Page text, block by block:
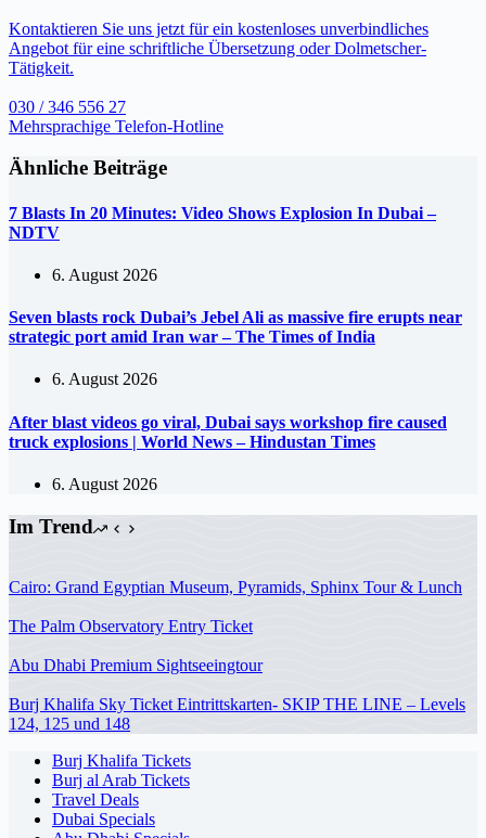
Kontaktieren Sie uns jetzt für ein kostenloses unverbindliches
Angebot für eine schriftliche Übersetzung oder Dolmetscher-
Tätigkeit.
030 / 346 556 27
Mehrsprachige Telefon-Hotline
Ähnliche Beiträge
7 Blasts In 20 Minutes: Video Shows Explosion In Dubai –
NDTV
6. August 2026
Seven blasts rock Dubai’s Jebel Ali as massive fire erupts near
strategic port amid Iran war – The Times of India
6. August 2026
After blast videos go viral, Dubai says workshop fire caused
truck explosions | World News – Hindustan Times
6. August 2026
Im Trend
Cairo: Grand Egyptian Museum, Pyramids, Sphinx Tour & Lunch
The Palm Observatory Entry Ticket
Abu Dhabi Premium Sightseeingtour
Burj Khalifa Sky Ticket Eintrittskarten- SKIP THE LINE – Levels
124, 125 und 148
Burj Khalifa Tickets
Burj al Arab Tickets
Travel Deals
Dubai Specials